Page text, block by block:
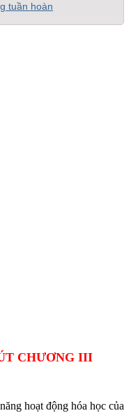
tuần hoàn
CHƯƠNG III
hoạt động hóa học của